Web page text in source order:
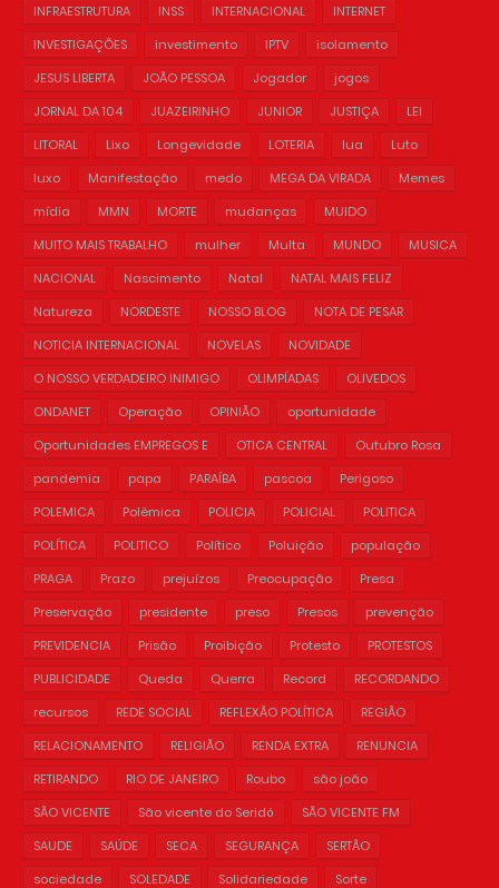
INFRAESTRUTURA
INSS INTERNACIONAL
INTERNET
INVESTIGAÇÕES
investimento IPTV
isolamento
JESUS LIBERTA
JOÃO PESSOA Jogador
jogos
JORNAL DA 104
JUAZEIRINHO JUNIOR JUSTIÇA
LEI
LITORAL
Lixo Longevidade LOTERIA lua
Luto
luxo
Manifestação medo MEGA DA VIRADA
Memes
mídia
MMN MORTE mudanças
MUIDO
MUITO MAIS TRABALHO
mulher Multa MUNDO
MUSICA
NACIONAL
Nascimento Natal
NATAL MAIS FELIZ
Natureza
NORDESTE NOSSO BLOG
NOTA DE PESAR
NOTICIA INTERNACIONAL
NOVELAS
NOVIDADE
O NOSSO VERDADEIRO INIMIGO
OLIMPÍADAS
OLIVEDOS
ONDANET
Operação OPINIÃO
oportunidade
Oportunidades EMPREGOS E
OTICA CENTRAL
Outubro Rosa
pandemia
papa PARAÍBA pascoa
Perigoso
POLEMICA
Polêmica POLICIA POLICIAL
POLITICA
POLÍTICA
POLITICO Político Poluição
população
PRAGA
Prazo prejuízos Preocupação
Presa
Preservação
presidente preso Presos
prevenção
PREVIDENCIA
Prisão Proibição Protesto
PROTESTOS
PUBLICIDADE
Queda Querra Record
RECORDANDO
recursos
REDE SOCIAL REFLEXÃO POLÍTICA
REGIÃO
RELACIONAMENTO
RELIGIÃO RENDA EXTRA
RENUNCIA
RETIRANDO
RIO DE JANEIRO Roubo
são joão
SÃO VICENTE
São vicente do Seridó
SÃO VICENTE FM
SAUDE
SAÚDE SECA SEGURANÇA
SERTÃO
sociedade
SOLEDADE Solidariedade Sorte